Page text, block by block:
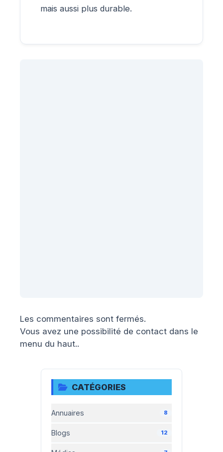
mais aussi plus durable.
Les commentaires sont fermés.
Vous avez une possibilité de contact dans le
menu du haut..
CATÉGORIES
Annuaires 8
Blogs 12